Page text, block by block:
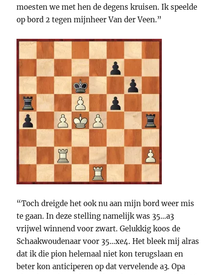
moesten we met hen de degens kruisen. Ik speelde
op bord 2 tegen mijnheer Van der Veen.”
“Toch dreigde het ook nu aan mijn bord weer mis
te gaan. In deze stelling namelijk was 35…a3
vrijwel winnend voor zwart. Gelukkig koos de
Schaakwoudenaar voor 35…xe4. Het bleek mij alras
dat ik die pion helemaal niet kon terugslaan en
beter kon anticiperen op dat vervelende a3. Opa